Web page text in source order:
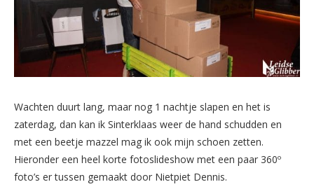
Wachten duurt lang, maar nog 1 nachtje slapen en het is
zaterdag, dan kan ik Sinterklaas weer de hand schudden en
met een beetje mazzel mag ik ook mijn schoen zetten.
Hieronder een heel korte fotoslideshow met een paar 360º
foto’s er tussen gemaakt door Nietpiet Dennis.